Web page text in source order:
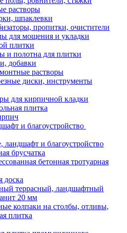
растворы
шпаклевки
пропитки, очистители
для мощения и укладки
плитки
и полотна для плитки
добавки
растворы
диски, инструменты
для кирпичной кладки
плитка
и благоустройство
и благоустройство
брусчатка
бетонная тротуарная
доска
террасный, ландшафтный
20 мм
колпаки на столбы, отливы,
плитка